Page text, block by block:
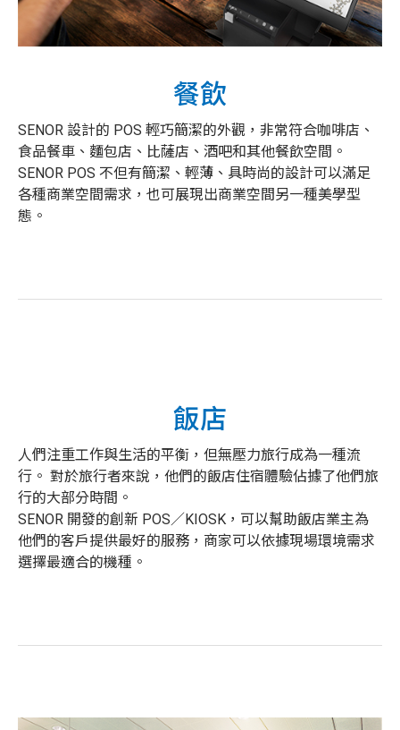
餐飲
SENOR 設計的 POS 輕巧簡潔的外觀，非常符合咖啡店、
食品餐車、麵包店、比薩店、酒吧和其他餐飲空間。
SENOR POS 不但有簡潔、輕薄、具時尚的設計可以滿足
各種商業空間需求，也可展現出商業空間另一種美學型
態。
飯店
人們注重工作與生活的平衡，但無壓力旅行成為一種流
行。 對於旅行者來說，他們的飯店住宿體驗佔據了他們旅
行的大部分時間。
SENOR 開發的創新 POS／KIOSK，可以幫助飯店業主為
他們的客戶提供最好的服務，商家可以依據現場環境需求
選擇最適合的機種。